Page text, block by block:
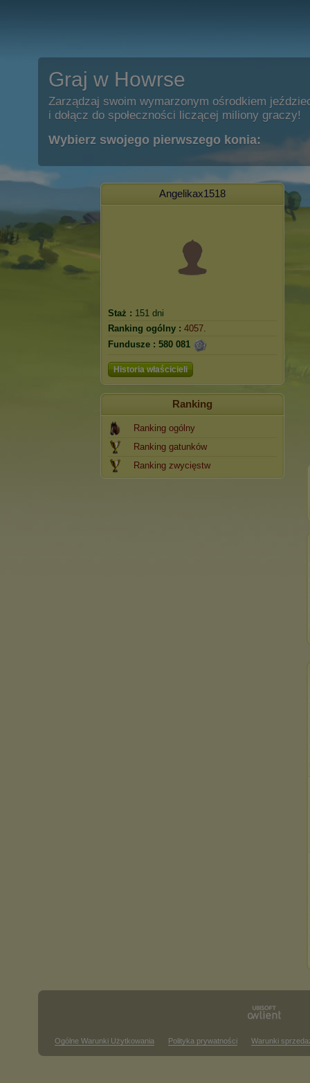
Graj w Howrse
Zarządzaj swoim wymarzonym ośrodkiem
i dołącz do społeczności liczącej miliony graczy!
Wybierz swojego pierwszego konia:
Angelikax1518
Staż : 151 dni
Ranking ogólny : 4057.
Fundusze : 580 081
Historia właścicieli
Ranking
Ranking ogólny
Ranking gatunków
Ranking zwycięstw
Ogólne Warunki Użytkowania Polityka prywatności Warunki